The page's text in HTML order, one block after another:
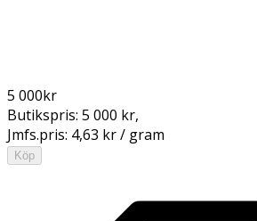
5 000kr
Butikspris: 5 000 kr,
Jmfs.pris: 4,63 kr / gram
Köp